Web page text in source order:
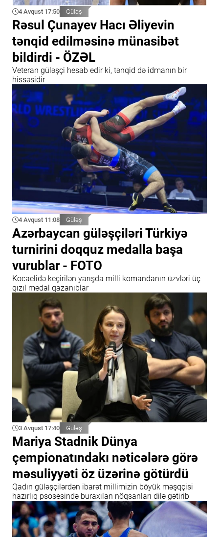
4 Avqust 17:50 Güləş
Rəsul Çunayev Hacı Əliyevin
tənqid edilməsinə münasibət
bildirdi - ÖZƏL
Veteran güləşçi hesab edir ki, tənqid də idmanın bir
hissəsidir
4 Avqust 11:08 Güləş
Azərbaycan güləşçiləri Türkiyə
turnirini doqquz medalla başa
vurublar - FOTO
Kocaelidə keçirilən yarışda milli komandanın üzvləri üç
qızıl medal qazanıblar
3 Avqust 17:40 Güləş
Mariya Stadnik Dünya
çempionatındakı nəticələrə görə
məsuliyyəti öz üzərinə götürdü
Qadın güləşçilərdən ibarət millimizin böyük məşqçisi
hazırlıq psosesində buraxılan nöqsanları dilə gətirib